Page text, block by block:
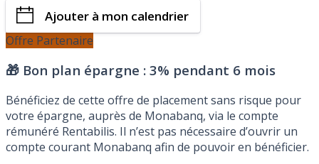
Ajouter à mon calendrier
Offre Partenaire
🎁 Bon plan épargne : 3% pendant 6 mois
Bénéficiez de cette offre de placement sans risque pour
votre épargne, auprès de Monabanq, via le compte
rémunéré Rentabilis. Il n’est pas nécessaire d’ouvrir un
compte courant Monabanq afin de pouvoir en bénéficier.